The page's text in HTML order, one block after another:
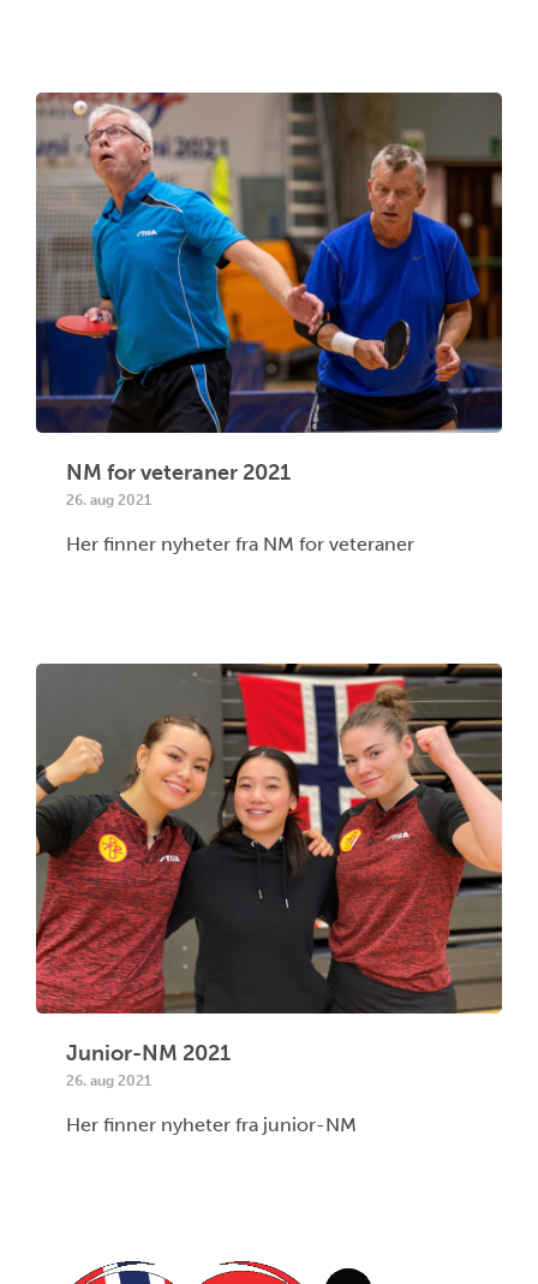
NM for veteraner 2021
26. aug 2021
Her finner nyheter fra NM for veteraner
Junior-NM 2021
26. aug 2021
Her finner nyheter fra junior-NM